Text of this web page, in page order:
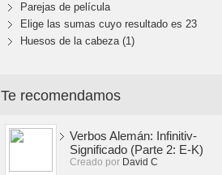
Parejas de película
Elige las sumas cuyo resultado es 23
Huesos de la cabeza (1)
Te recomendamos
Verbos Alemán: Infinitiv-
Significado (Parte 2: E-K)
Creado por David C